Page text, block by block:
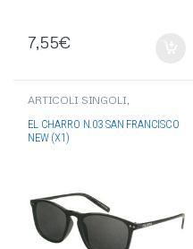
7,55€
ARTICOLI SINGOLI,
CHARRO,OCCHIALI DA SOLE
EL CHARRO N.03 SAN FRANCISCO
NEW (X1)